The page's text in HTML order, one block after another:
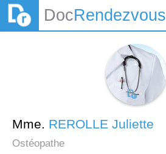
DocRendezvous
Mme. REROLLE Juliette
Ostéopathe